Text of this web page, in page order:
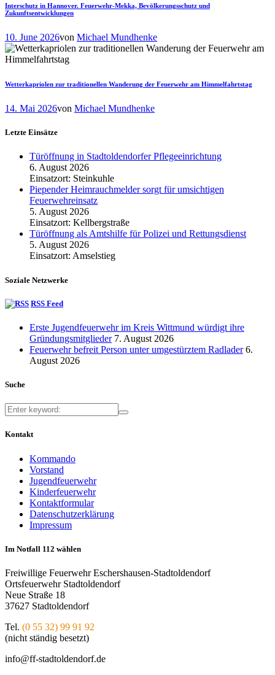
Interschutz in Hannover. Feuerwehr-Mekka, Bevölkerungsschutz und
Zukunftsentwicklungen
10. June 2026von Michael Mundhenke
Wetterkapriolen zur traditionellen Wanderung der Feuerwehr am Himmelfahrtstag
14. Mai 2026von Michael Mundhenke
Letzte Einsätze
Türöffnung in Stadtoldendorfer Pflegeeinrichtung
6. August 2026
Einsatzort: Steinkuhle
Piepender Heimrauchmelder sorgt für umsichtigen
Feuerwehreinsatz
5. August 2026
Einsatzort: Kellbergstraße
Türöffnung als Amtshilfe für Polizei und Rettungsdienst
5. August 2026
Einsatzort: Amselstieg
Soziale Netzwerke
RSS Feed
Erste Jugendfeuerwehr im Kreis Wittmund würdigt ihre
Gründungsmitglieder 7. August 2026
Feuerwehr befreit Person unter umgestürztem Radlader 6.
August 2026
Suche
Kontakt
Kommando
Vorstand
Jugendfeuerwehr
Kinderfeuerwehr
Kontaktformular
Datenschutzerklärung
Impressum
Im Notfall 112 wählen
Freiwillige Feuerwehr Eschershausen-Stadtoldendorf
Ortsfeuerwehr Stadtoldendorf
Neue Straße 18
37627 Stadtoldendorf
Tel. (0 55 32) 99 91 92
(nicht ständig besetzt)
info@ff-stadtoldendorf.de